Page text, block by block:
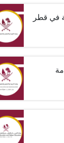
في قطر